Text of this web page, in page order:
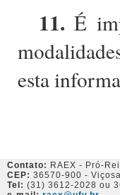
11. É
esta
Contato: RAEX - Pró-
CEP: 36570-900 -
Tel: (31) 3612-2028 ou